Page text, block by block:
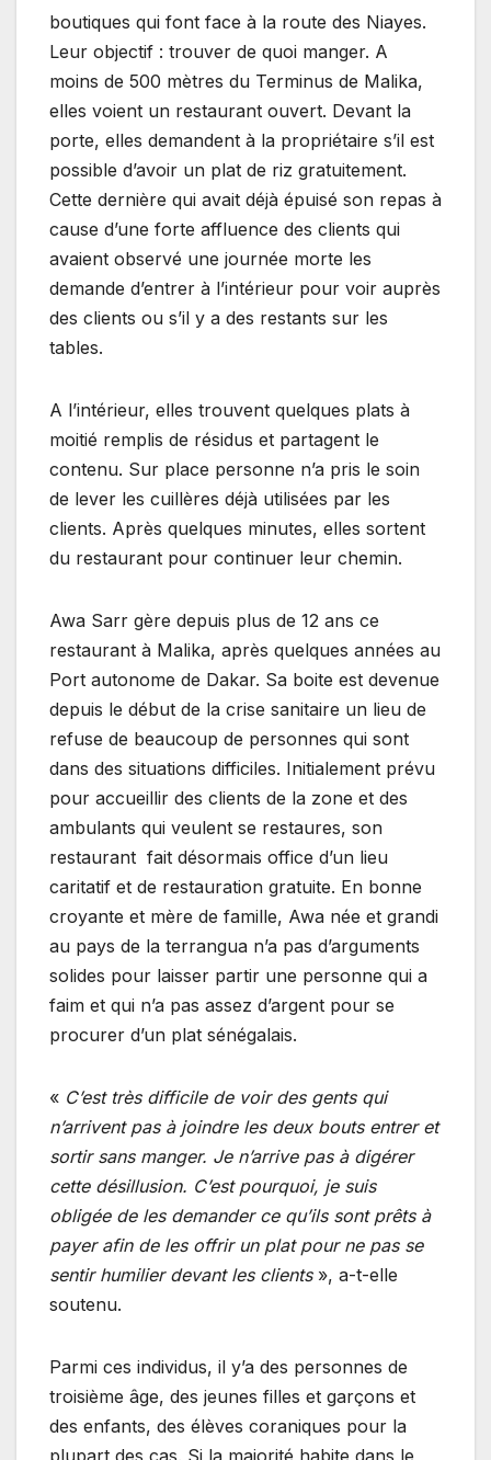
boutiques qui font face à la route des Niayes.
Leur objectif : trouver de quoi manger. A
moins de 500 mètres du Terminus de Malika,
elles voient un restaurant ouvert. Devant la
porte, elles demandent à la propriétaire s’il est
possible d’avoir un plat de riz gratuitement.
Cette dernière qui avait déjà épuisé son repas à
cause d’une forte affluence des clients qui
avaient observé une journée morte les
demande d’entrer à l’intérieur pour voir auprès
des clients ou s’il y a des restants sur les
tables.
A l’intérieur, elles trouvent quelques plats à
moitié remplis de résidus et partagent le
contenu. Sur place personne n’a pris le soin
de lever les cuillères déjà utilisées par les
clients. Après quelques minutes, elles sortent
du restaurant pour continuer leur chemin.
Awa Sarr gère depuis plus de 12 ans ce
restaurant à Malika, après quelques années au
Port autonome de Dakar. Sa boite est devenue
depuis le début de la crise sanitaire un lieu de
refuse de beaucoup de personnes qui sont
dans des situations difficiles. Initialement prévu
pour accueillir des clients de la zone et des
ambulants qui veulent se restaures, son
restaurant fait désormais office d’un lieu
caritatif et de restauration gratuite. En bonne
croyante et mère de famille, Awa née et grandi
au pays de la terrangua n’a pas d’arguments
solides pour laisser partir une personne qui a
faim et qui n’a pas assez d’argent pour se
procurer d’un plat sénégalais.
« C’est très difficile de voir des gents qui
n’arrivent pas à joindre les deux bouts entrer et
sortir sans manger. Je n’arrive pas à digérer
cette désillusion. C’est pourquoi, je suis
obligée de les demander ce qu’ils sont prêts à
payer afin de les offrir un plat pour ne pas se
sentir humilier devant les clients», a-t-elle
soutenu.
Parmi ces individus, il y’a des personnes de
troisième âge, des jeunes filles et garçons et
des enfants, des élèves coraniques pour la
plupart des cas. Si la majorité habite dans le